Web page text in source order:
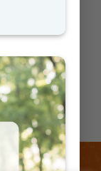
APRI >